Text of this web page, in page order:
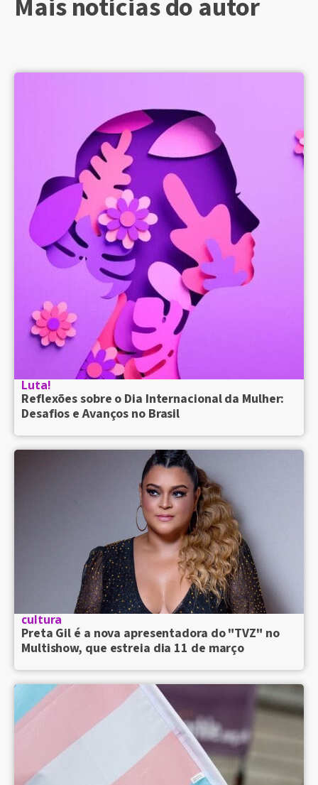
Mais notícias do autor
Luta!
Reflexões sobre o Dia Internacional da Mulher:
Desafios e Avanços no Brasil
cultura
Preta Gil é a nova apresentadora do "TVZ" no
Multishow, que estreia dia 11 de março